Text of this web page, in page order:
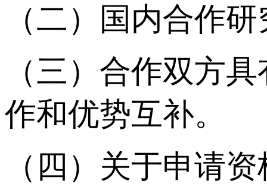
（二）国内合作
（三）合作双方
作和优势互补。
（四）关于申请